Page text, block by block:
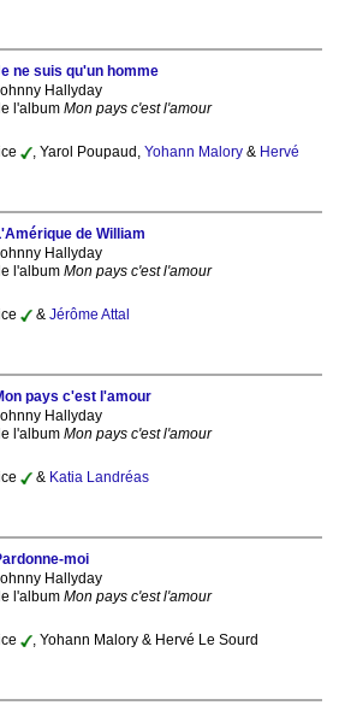
ne suis qu'un homme
Hallyday
l'album Mon pays c'est l'amour
, Yarol Poupaud, Yohann Malory & Hervé
de William
Hallyday
l'album Mon pays c'est l'amour
& Jérôme Attal
pays c'est l'amour
Hallyday
l'album Mon pays c'est l'amour
& Katia Landréas
moi
Hallyday
l'album Mon pays c'est l'amour
, Yohann Malory & Hervé Le Sourd